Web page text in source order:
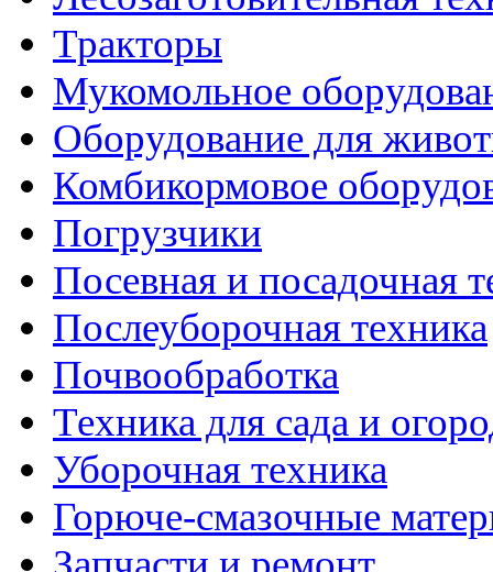
Тракторы
Мукомольное
Оборудование для
Комбикормовое
Погрузчики
Посевная и посадочная
Послеуборочная техника
Почвообработка
Техника для сада и
Уборочная техника
Горюче-смазочные